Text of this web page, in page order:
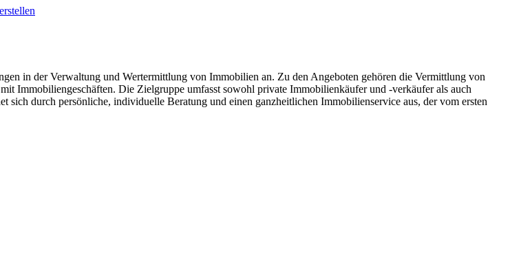
in der Verwaltung und Wertermittlung von Immobilien an. Zu den Angeboten gehören die Vermittlung von
Immobiliengeschäften. Die Zielgruppe umfasst sowohl private Immobilienkäufer und -verkäufer als auch
durch persönliche, individuelle Beratung und einen ganzheitlichen Immobilienservice aus, der vom ersten